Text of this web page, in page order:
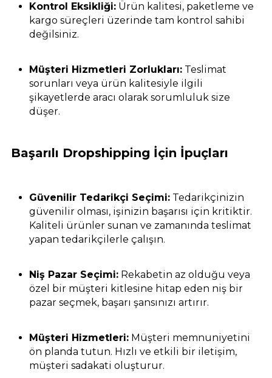
Kontrol Eksikliği: Ürün kalitesi, paketleme ve
kargo süreçleri üzerinde tam kontrol sahibi
değilsiniz.
Müşteri Hizmetleri Zorlukları: Teslimat
sorunları veya ürün kalitesiyle ilgili
şikayetlerde aracı olarak sorumluluk size
düşer.
Başarılı Dropshipping İçin İpuçları
Güvenilir Tedarikçi Seçimi: Tedarikçinizin
güvenilir olması, işinizin başarısı için kritiktir.
Kaliteli ürünler sunan ve zamanında teslimat
yapan tedarikçilerle çalışın.
Niş Pazar Seçimi: Rekabetin az olduğu veya
özel bir müşteri kitlesine hitap eden niş bir
pazar seçmek, başarı şansınızı artırır.
Müşteri Hizmetleri: Müşteri memnuniyetini
ön planda tutun. Hızlı ve etkili bir iletişim,
müşteri sadakati oluşturur.